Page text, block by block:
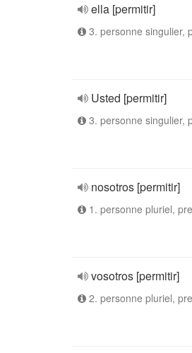
ella [permitir]
3. personne singulier,
Usted [permitir]
3. personne singulier,
nosotros [permitir]
1. personne pluriel,
vosotros [permitir]
2. personne pluriel,